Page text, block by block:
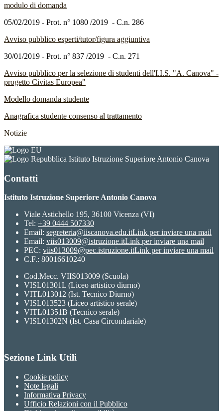
modulo di domanda
05/02/2019 - Prot. n° 1080 /2019 - C.n. 286
Avviso pubblico esperti/tutor/figura aggiuntiva
30/01/2019 - Prot. n° 837 /2019 - C.n. 271
Avviso pubblico per la selezione di studenti dell'I.I.S. "A. Canova" -
progetto Civitas Europea"
Modello domanda studente
Anagrafica studente consenso al trattamento
Notizie
Istituto Istruzione Superiore Antonio Canova
Contatti
Istituto Istruzione Superiore Antonio Canova
Viale Astichello 195, 36100 Vicenza (VI)
Tel: +39 0444 507330
Email: segreteria@iiscanova.edu.itLink per inviare una mail
Email: viis013009@istruzione.itLink per inviare una mail
PEC: viis013009@pec.istruzione.itLink per inviare una mail
C.F.: 80016610240
Cod.Mecc. VIIS013009 (Scuola)
VISL01301L (Liceo artistico diurno)
VITL013012 (Ist. Tecnico Diurno)
VISL013523 (Liceo artistico serale)
VITL01351B (Tecnico serale)
VISL01302N (Ist. Casa Circondariale)
Sezione Link Utili
Cookie policy
Note legali
Informativa Privacy
Ufficio Relazioni con il Pubblico